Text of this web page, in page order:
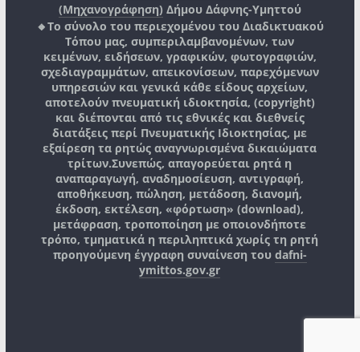
(Μηχανογράφηση) Δήμου Δάφνης-Υμηττού
🔸Το σύνολο του περιεχομένου του Διαδικτυακού
Τόπου μας, συμπεριλαμβανομένων, των
κειμένων, ειδήσεων, γραφικών, φωτογραφιών,
σχεδιαγραμμάτων, απεικονίσεων, παρεχόμενων
υπηρεσιών και γενικά κάθε είδους αρχείων,
αποτελούν πνευματική ιδιοκτησία, (copyright)
και διέπονται από τις εθνικές και διεθνείς
διατάξεις περί Πνευματικής Ιδιοκτησίας, με
εξαίρεση τα ρητώς αναγνωρισμένα δικαιώματα
τρίτων.Συνεπώς, απαγορεύεται ρητά η
αναπαραγωγή, αναδημοσίευση, αντιγραφή,
αποθήκευση, πώληση, μετάδοση, διανομή,
έκδοση, εκτέλεση, «φόρτωση» (download),
μετάφραση, τροποποίηση με οποιονδήποτε
τρόπο, τμηματικά η περιληπτικά χωρίς τη ρητή
προηγούμενη έγγραφη συναίνεση του dafni-
ymittos.gov.gr